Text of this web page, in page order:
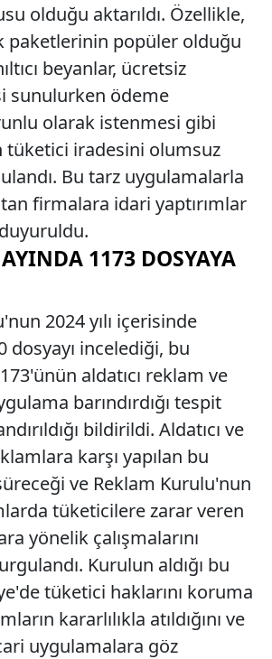
olduğu aktarıldı. Özellikle,
paketlerinin popüler olduğu
beyanlar, ücretsiz
sunulurken ödeme
olarak istenmesi gibi
tüketici iradesini olumsuz
Bu tarz uygulamalarla
firmalara idari yaptırımlar
1173 DOSYAYA
2024 yılı içerisinde
dosyayı incelediği, bu
aldatıcı reklam ve
barındırdığı tespit
bildirildi. Aldatıcı ve
karşı yapılan bu
ve Reklam Kurulu'nun
tüketicilere zarar veren
yönelik çalışmalarını
Kurulun aldığı bu
tüketici haklarını koruma
kararlılıkla atıldığını ve
uygulamalara göz